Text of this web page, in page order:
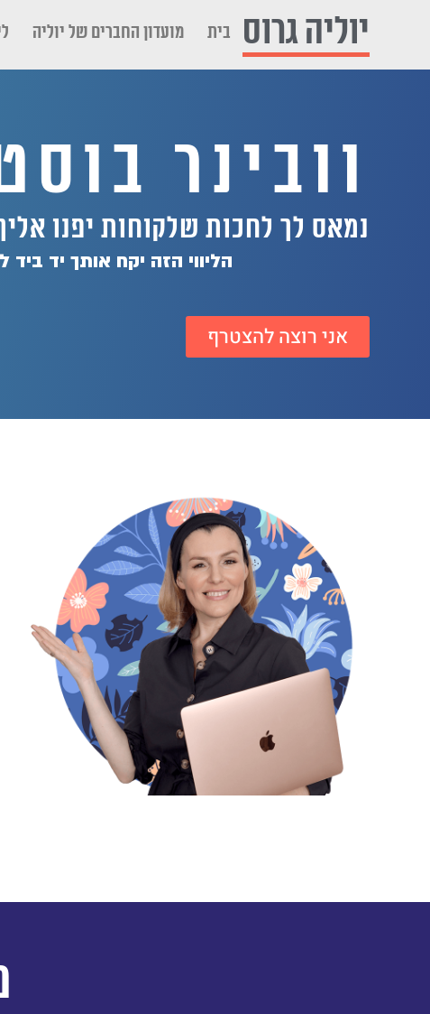
יוליה גרוס בית מועדון החברים של יוליה
וובינר
נמאס לך לחכות שלקוחות יפנו
הליווי הזה יקח אותך יד
אני רוצה להצטרף